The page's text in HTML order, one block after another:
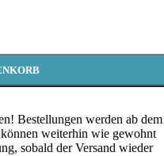
Bestellungen werden ab dem
weiterhin wie gewohnt
sobald der Versand wieder